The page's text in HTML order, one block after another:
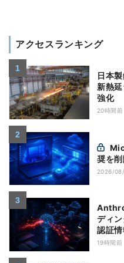
アクセスランキング
日本
新熱
強化
20時間前
奨を
2026/
ディ
認証
19時間前